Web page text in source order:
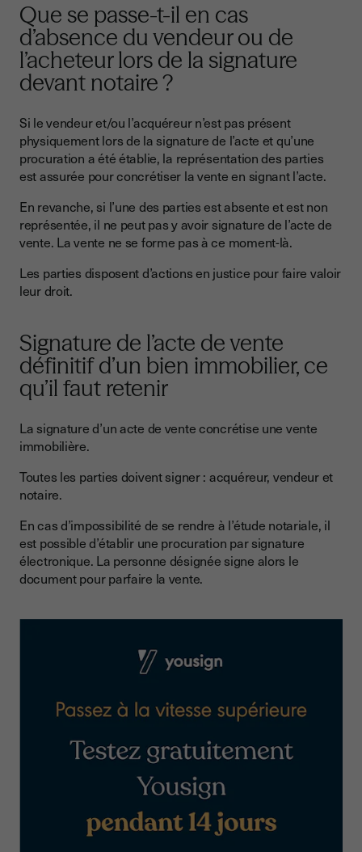
Que se passe-t-il en cas
d’absence du vendeur ou de
l’acheteur lors de la signature
devant notaire ?
Si le vendeur et/ou l’acquéreur n’est pas présent
physiquement lors de la signature de l’acte et qu’une
procuration a été établie, la représentation des parties
est assurée pour concrétiser la vente en signant l’acte.
En revanche, si l’une des parties est absente et est non
représentée, il ne peut pas y avoir signature de l’acte de
vente. La vente ne se forme pas à ce moment-là.
Les parties disposent d’actions en justice pour faire valoir
leur droit.
Signature de l’acte de vente
définitif d’un bien immobilier, ce
qu’il faut retenir
La signature d’un acte de vente concrétise une vente
immobilière.
Toutes les parties doivent signer : acquéreur, vendeur et
notaire.
En cas d’impossibilité de se rendre à l’étude notariale, il
est possible d’établir une procuration par signature
électronique. La personne désignée signe alors le
document pour parfaire la vente.